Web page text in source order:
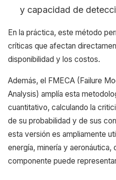
y capacidad de
En la práctica, este método
críticas que afectan
disponibilidad y los costos.
Además, el FMECA (Failure
Analysis) amplía esta
cuantitativo, calculando la
de su probabilidad y de sus
esta versión es ampliamente
energía, minería y aeronáutica,
componente puede